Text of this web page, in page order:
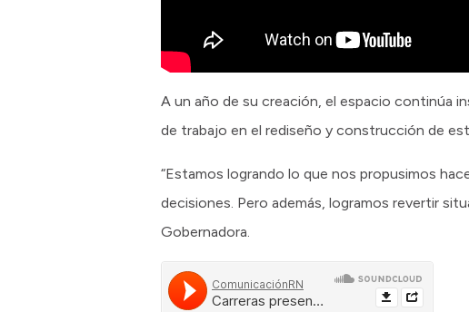
A un año de su creación, el espacio continúa
de trabajo en el rediseño y construcción de
“Estamos logrando lo que nos propusimos
decisiones. Pero además, logramos revertir
Gobernadora.